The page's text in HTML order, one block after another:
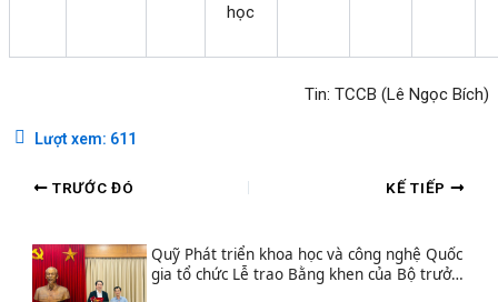
học
Tin: TCCB (Lê Ngọc Bích)
Lượt xem: 611
TRƯỚC ĐÓ KẾ TIẾP
Quỹ Phát triển khoa học và công nghệ Quốc
gia tổ chức Lễ trao Bằng khen của Bộ trưởng